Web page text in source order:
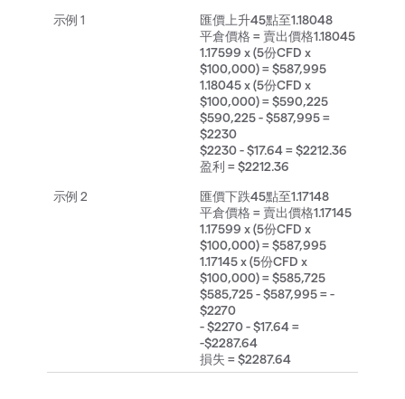
匯價上升45點至1.18048
平倉價格 = 賣出價格1.18045
1.17599 x (5份CFD x
$100,000) =$587,995
1.18045 x (5份CFD x
$100,000) = $590,225
$590,225 - $587,995 =
$2230
$2230 - $17.64 = $2212.36
盈利 = $2212.36
匯價下跌45點至1.17148
平倉價格 = 賣出價格1.17145
1.17599 x (5份CFD x
$100,000) = $587,995
1.17145 x (5份CFD x
$100,000) = $585,725
$585,725 - $587,995 = -
$2270
- $2270 - $17.64 =
-$2287.64
損失 = $2287.64